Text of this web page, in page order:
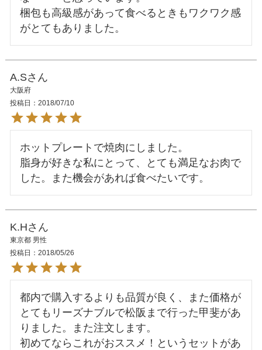
梱包も高級感があって食べるときもワクワク感
A.S
大阪府
投稿日
2018/07/10
ホットプレートで焼肉にしました。
脂身が好きな私にとって、とても満足なお肉で
K.H
東京都 男性
投稿日
2018/05/26
都内で購入するよりも品質が良く、また価格が
とてもリーズナブルで松阪まで行った甲斐があ
りました。また注文します。
初めてならこれがおススメ！というセットがあ